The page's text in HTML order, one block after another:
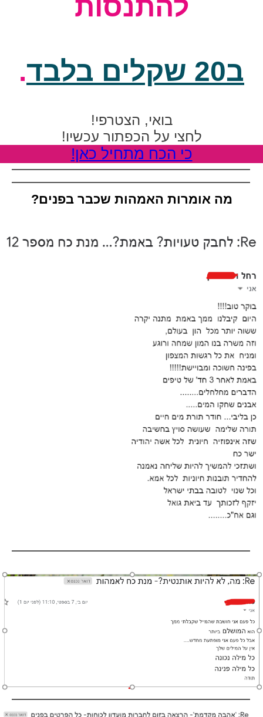
להתנסות
ב20 שקלים בלבד .
בואי, הצטרפי!
לחצי על הכפתור עכשיו!
כי הכח מתחיל כאן!
מה אומרות האמהות שכבר בפנים?